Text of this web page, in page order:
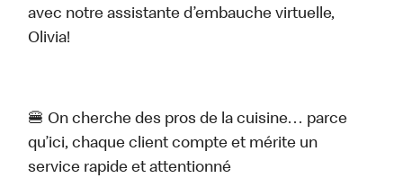
avec notre assistante d’embauche virtuelle,
Olivia!
🍔 On cherche des pros de la cuisine… parce
qu’ici, chaque client compte et mérite un
service rapide et attentionné